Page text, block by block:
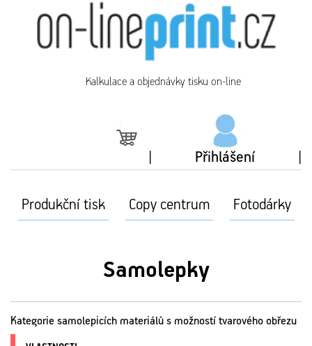
Kalkulace a objednávky tisku on-line
Přihlášení
Produkční tisk Copy centrum Fotodárky
Samolepky
Kategorie samolepicích materiálů s možností tvarového obřezu